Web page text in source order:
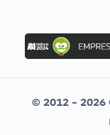
Concurso Ibama
Concurso MPU
Editais publicados
CONCURSOS POR
© 2012 - 2026